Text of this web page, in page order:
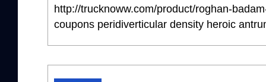
http://trucknoww.com/product/roghan-
coupons peridiverticular density heroic